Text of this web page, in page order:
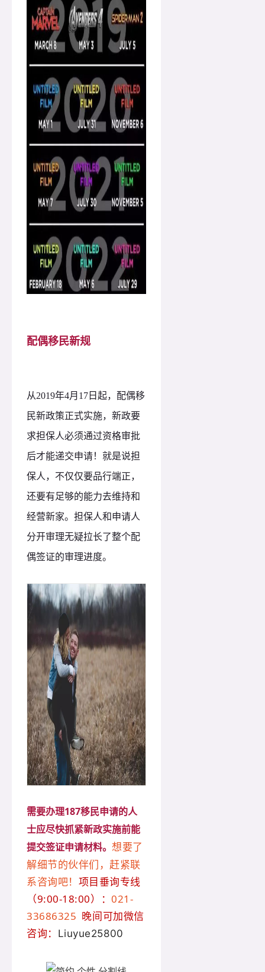
配偶移民新规
从2019年4月17日起，配偶移
民新政策正式实施，新政要
求担保人必须通过资格审批
后才能递交申请！就是说担
保人，不仅仅要品行端正，
还要有足够的能力去维持和
经营新家。 担保人和申请人
分开审理无疑拉长了整个配
偶签证的审理进度。
需要办理187移民申请的人
士应尽快抓紧新政实施前能
提交签证申请材料。 想要了
解细节的伙伴们，赶紧联
系咨询吧！ 项目垂询专线
（9:00-18:00）：021-
33686325 晚间可加微信
咨询：
Liuyue25800